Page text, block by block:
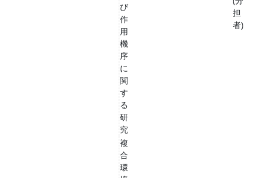
び
作
用
機
序
に
関
す
る
研
究
担
者)
複
合
環